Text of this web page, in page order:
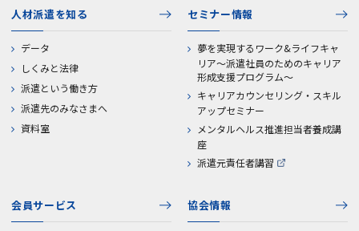
人材派遣を知る
データ
しくみと法律
派遣という働き方
派遣先のみなさまへ
資料室
セミナー情報
夢を実現するワーク&ライフキャ
リア～派遣社員のためのキャリア
形成支援プログラム～
キャリアカウンセリング・スキル
アップセミナー
メンタルヘルス推進担当者養成講
座
派遣元責任者講習
会員サービス 協会情報